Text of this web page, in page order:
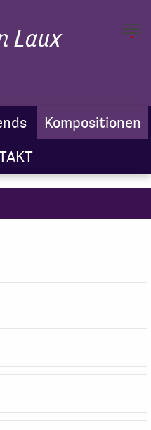
.
Laux
Kompositionen